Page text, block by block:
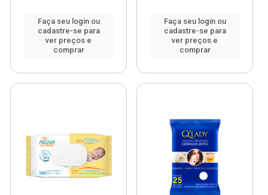
Faça seu login ou
cadastre-se para
ver preços e
comprar
Faça seu login ou
cadastre-se para
ver preços e
comprar